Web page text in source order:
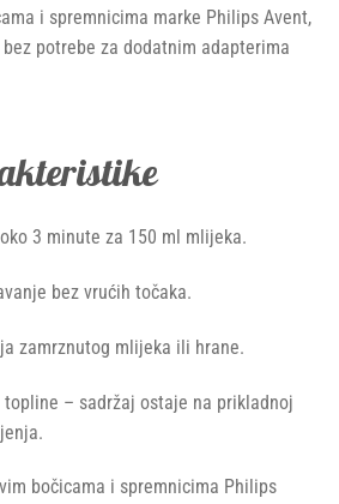
i spremnicima marke Philips Avent,
potrebe za dodatnim adapterima
3 minute za 150 ml mlijeka.
bez vrućih točaka.
zamrznutog mlijeka ili hrane.
topline – sadržaj ostaje na prikladnoj
bočicama i spremnicima Philips